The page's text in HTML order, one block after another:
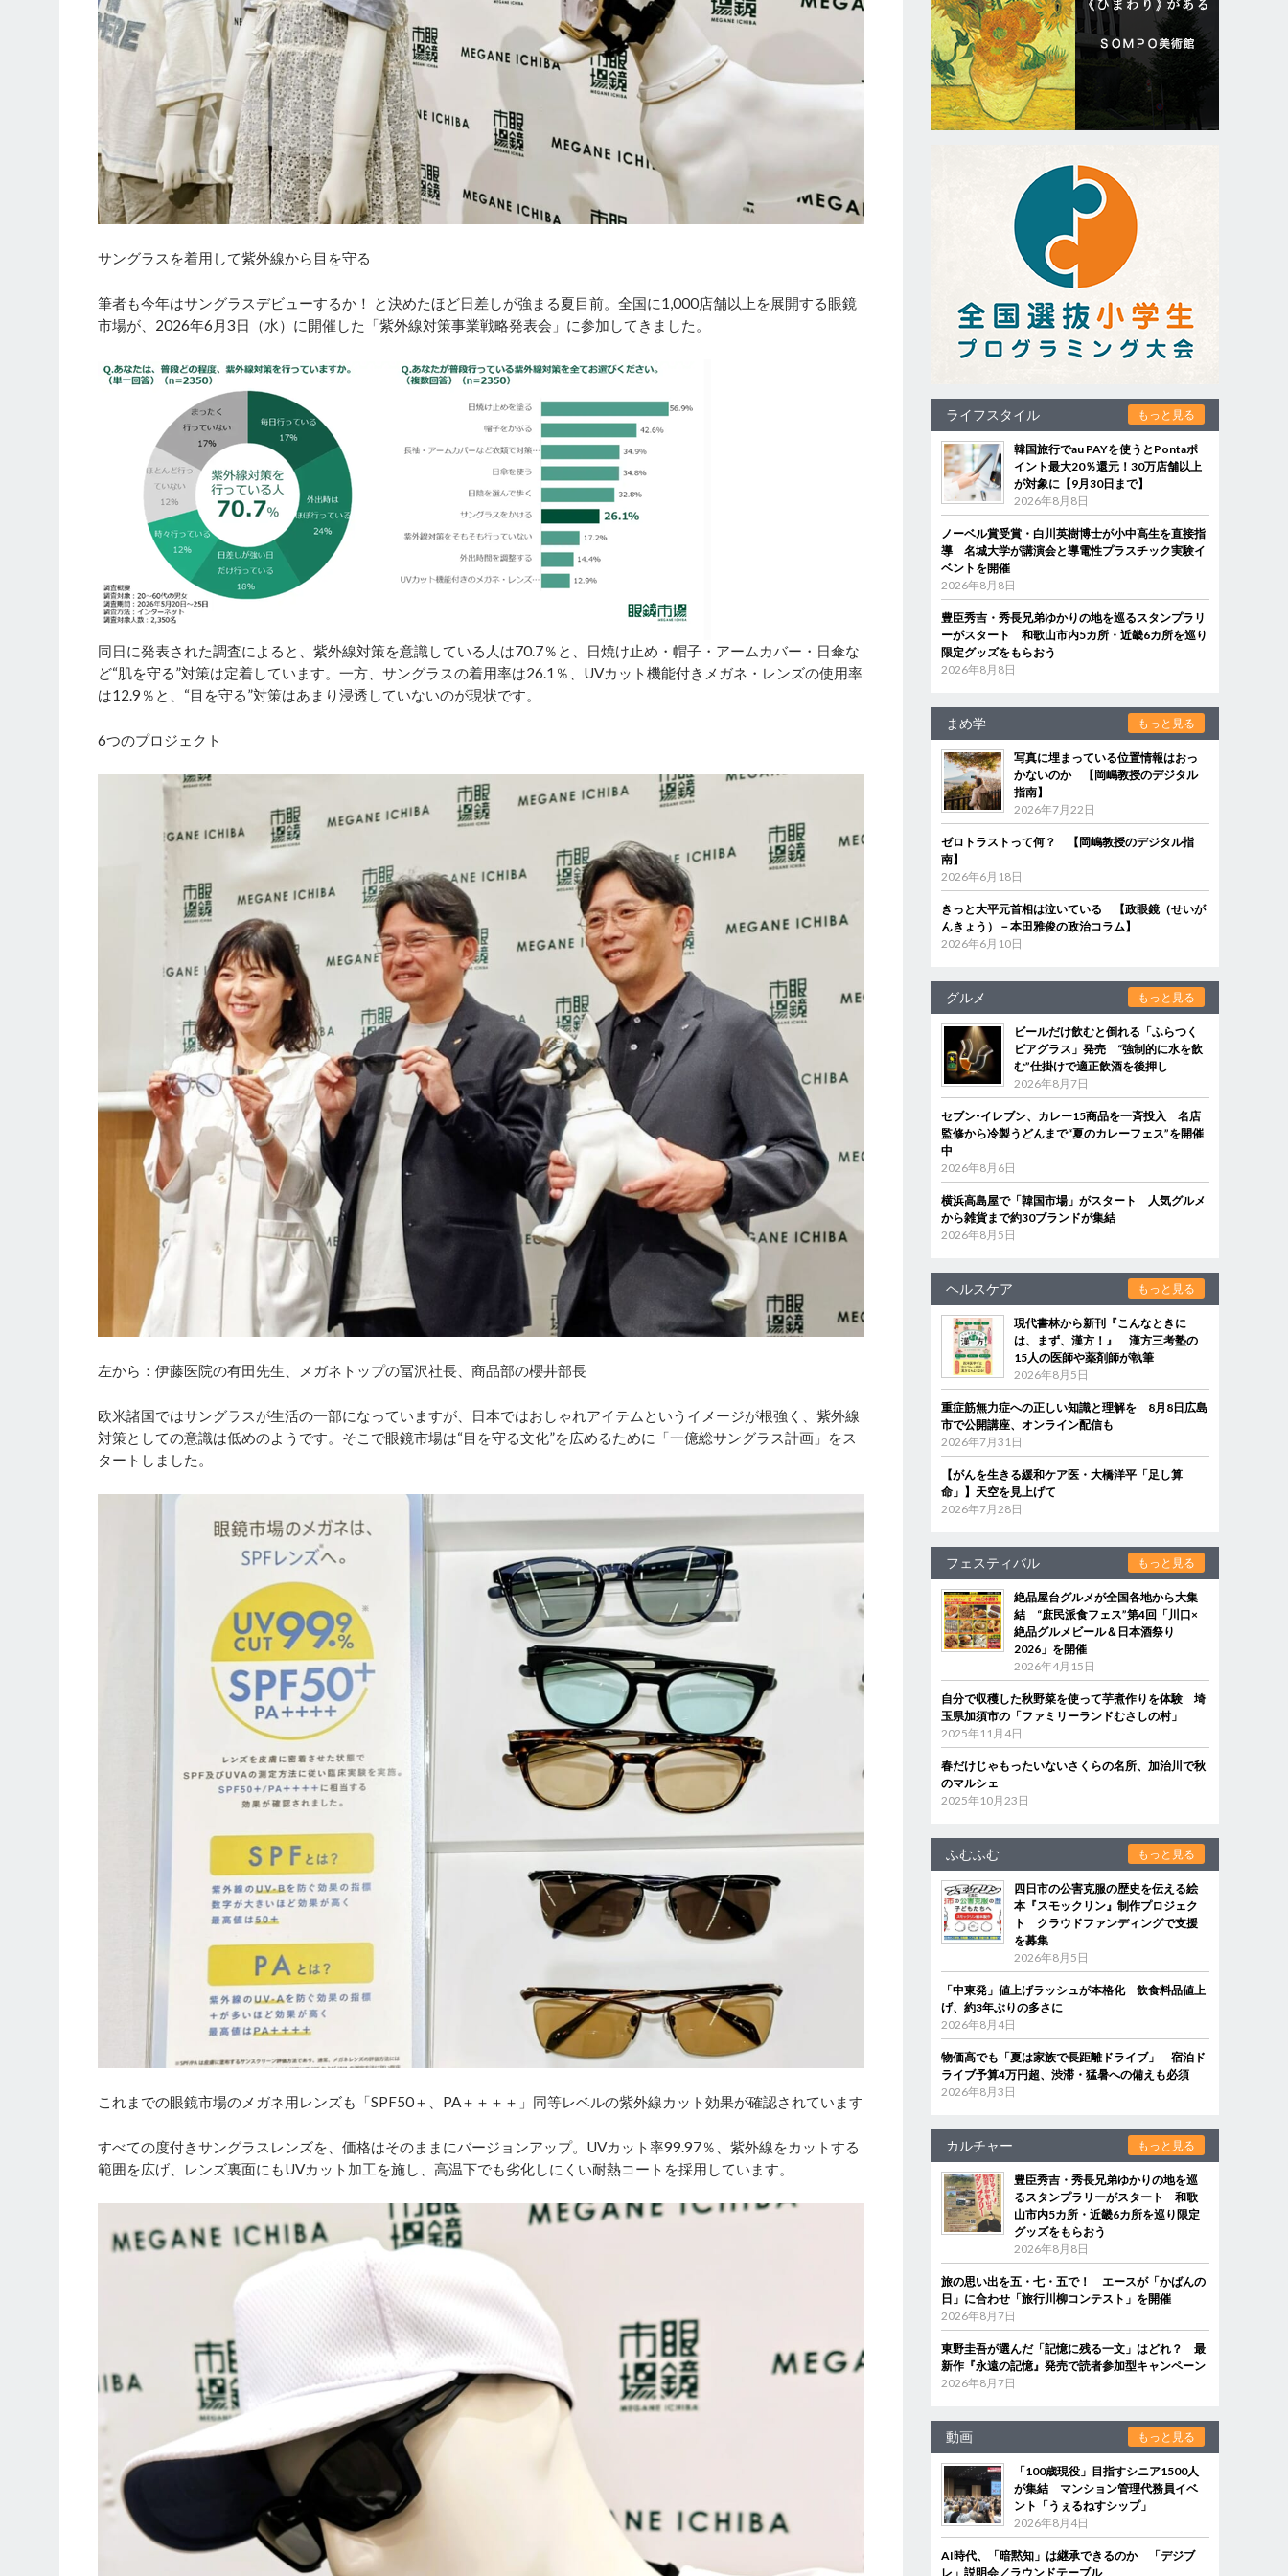
サングラスを着用して紫外線から目を守る
筆者も今年はサングラスデビューするか！ と決めたほど日差しが強まる夏目前。全国に1,000店舗以上を展開する眼鏡
市場が、2026年6月3日（水）に開催した「紫外線対策事業戦略発表会」に参加してきました。
同日に発表された調査によると、紫外線対策を意識している人は70.7％と、日焼け止め・帽子・アームカバー・日傘な
ど“肌を守る”対策は定着しています。一方、サングラスの着用率は26.1％、UVカット機能付きメガネ・レンズの使用率
は12.9％と、“目を守る”対策はあまり浸透していないのが現状です。
6つのプロジェクト
左から：伊藤医院の有田先生、メガネトップの冨沢社長、商品部の櫻井部長
欧米諸国ではサングラスが生活の一部になっていますが、日本ではおしゃれアイテムというイメージが根強く、紫外線
対策としての意識は低めのようです。そこで眼鏡市場は“目を守る文化”を広めるために「一億総サングラス計画」をス
タートしました。
これまでの眼鏡市場のメガネ用レンズも「SPF50＋、PA＋＋＋＋」同等レベルの紫外線カット効果が確認されています
すべての度付きサングラスレンズを、価格はそのままにバージョンアップ。UVカット率99.97％、紫外線をカットする
範囲を広げ、レンズ裏面にもUVカット加工を施し、高温下でも劣化しにくい耐熱コートを採用しています。
ライフスタイル もっと見る
韓国旅行でau PAYを使うとPontaポ
イント最大20％還元！30万店舗以上
が対象に【9月30日まで】
2026年8月8日
ノーベル賞受賞・白川英樹博士が小中高生を直接指
導 名城大学が講演会と導電性プラスチック実験イ
ベントを開催
2026年8月8日
豊臣秀吉・秀長兄弟ゆかりの地を巡るスタンプラリ
ーがスタート 和歌山市内5カ所・近畿6カ所を巡り
限定グッズをもらおう
2026年8月8日
まめ学 もっと見る
写真に埋まっている位置情報はおっ
かないのか 【岡嶋教授のデジタル
指南】
2026年7月22日
ゼロトラストって何？ 【岡嶋教授のデジタル指
南】
2026年6月18日
きっと大平元首相は泣いている 【政眼鏡（せいが
んきょう）－本田雅俊の政治コラム】
2026年6月10日
グルメ もっと見る
ビールだけ飲むと倒れる「ふらつく
ビアグラス」発売 “強制的に水を飲
む”仕掛けで適正飲酒を後押し
2026年8月7日
セブン‐イレブン、カレー15商品を一斉投入 名店
監修から冷製うどんまで“夏のカレーフェス”を開催
中
2026年8月6日
横浜高島屋で「韓国市場」がスタート 人気グルメ
から雑貨まで約30ブランドが集結
2026年8月5日
ヘルスケア もっと見る
現代書林から新刊『こんなときに
は、まず、漢方！』 漢方三考塾の
15人の医師や薬剤師が執筆
2026年8月5日
重症筋無力症への正しい知識と理解を 8月8日広島
市で公開講座、オンライン配信も
2026年7月31日
【がんを生きる緩和ケア医・大橋洋平「足し算
命」】天空を見上げて
2026年7月28日
フェスティバル もっと見る
絶品屋台グルメが全国各地から大集
結 “庶民派食フェス”第4回「川口×
絶品グルメビール＆日本酒祭り
2026」を開催
2026年4月15日
自分で収穫した秋野菜を使って芋煮作りを体験 埼
玉県加須市の「ファミリーランドむさしの村」
2025年11月4日
春だけじゃもったいないさくらの名所、加治川で秋
のマルシェ
2025年10月23日
ふむふむ もっと見る
四日市の公害克服の歴史を伝える絵
本『スモックリン』制作プロジェク
ト クラウドファンディングで支援
を募集
2026年8月5日
「中東発」値上げラッシュが本格化 飲食料品値上
げ、約3年ぶりの多さに
2026年8月4日
物価高でも「夏は家族で長距離ドライブ」 宿泊ド
ライブ予算4万円超、渋滞・猛暑への備えも必須
2026年8月3日
カルチャー もっと見る
豊臣秀吉・秀長兄弟ゆかりの地を巡
るスタンプラリーがスタート 和歌
山市内5カ所・近畿6カ所を巡り限定
グッズをもらおう
2026年8月8日
旅の思い出を五・七・五で！ エースが「かばんの
日」に合わせ「旅行川柳コンテスト」を開催
2026年8月7日
東野圭吾が選んだ「記憶に残る一文」はどれ？ 最
新作『永遠の記憶』発売で読者参加型キャンペーン
2026年8月7日
動画 もっと見る
「100歳現役」目指すシニア1500人
が集結 マンション管理代務員イベ
ント「うぇるねすシップ」
2026年8月4日
AI時代、「暗黙知」は継承できるのか 「デジブ
レ」説明会／ラウンドテーブル